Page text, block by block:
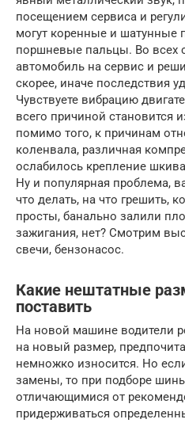
посещением сервиса и
могут коренные и
поршневые пальцы. Во всех
автомобиль на сервис и
скорее, иначе последствия
Чувствуете вибрацию
всего причиной становится
помимо того, к причинам
коленвала, различная
ослабилось крепление
Ну и популярная проблема,
что делать, на что грешить,
просты, банально залили
зажигания, нет? Смотрим
свечи, бензонасос.
Какие нештатные
поставить
На новой машине водители
на новый размер,
немножко износится. Но
замены, то при подборе
отличающимися от
придерживаться